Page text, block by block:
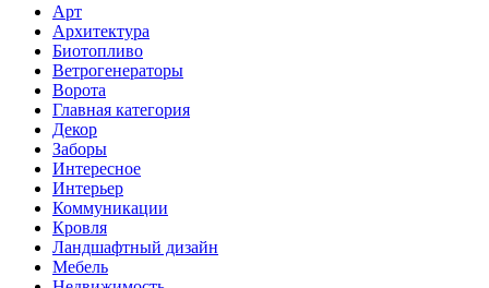
Арт
Архитектура
Биотопливо
Ветрогенераторы
Ворота
Главная категория
Декор
Заборы
Интересное
Интерьер
Коммуникации
Кровля
Ландшафтный дизайн
Мебель